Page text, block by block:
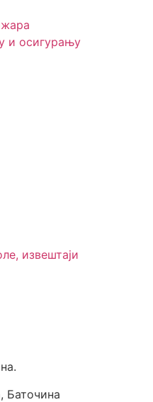
и осигурању
извештаји
Баточина